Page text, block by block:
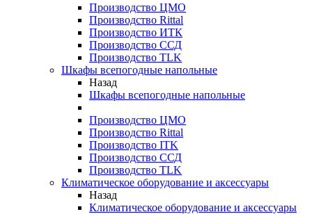
Производство ЦМО
Производство Rittal
Производство ИТК
Производство ССД
Производство TLK
Шкафы всепогодные напольные
Назад
Шкафы всепогодные напольные
Производство ЦМО
Производство Rittal
Производство ITK
Производство ССД
Производство TLK
Климатическое оборудование и аксессуары
Назад
Климатическое оборудование и аксессуары